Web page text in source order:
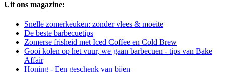
Uit ons magazine:
Snelle zomerkeuken: zonder vlees & moeite
De beste barbecuetips
Zomerse frisheid met Iced Coffee en Cold Brew
Gooi kolen op het vuur, we gaan barbecuen - tips van Bake
Affair
Honing - Een geschenk van bijen